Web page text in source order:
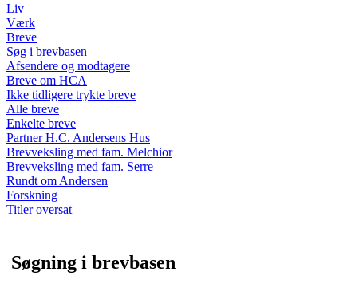
Liv
Værk
Breve
Søg i brevbasen
Afsendere og modtagere
Breve om HCA
Ikke tidligere trykte breve
Alle breve
Enkelte breve
Partner H.C. Andersens Hus
Brevveksling med fam. Melchior
Brevveksling med fam. Serre
Rundt om Andersen
Forskning
Titler oversat
Søgning i brevbasen